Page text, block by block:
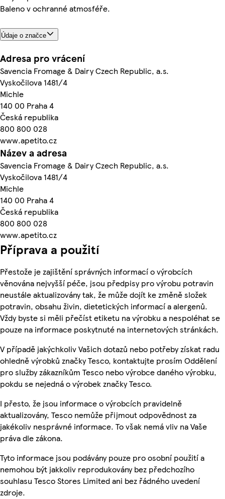
Baleno v ochranné atmosféře.
Údaje o značce
Adresa pro vrácení
Savencia Fromage & Dairy Czech Republic, a.s.
Vyskočilova 1481/4
Michle
140 00 Praha 4
Česká republika
800 800 028
www.apetito.cz
Název a adresa
Savencia Fromage & Dairy Czech Republic, a.s.
Vyskočilova 1481/4
Michle
140 00 Praha 4
Česká republika
800 800 028
www.apetito.cz
Příprava a použití
Přestože je zajištění správných informací o výrobcích
věnována nejvyšší péče, jsou předpisy pro výrobu potravin
neustále aktualizovány tak, že může dojít ke změně složek
potravin, obsahu živin, dietetických informací a alergenů.
Vždy byste si měli přečíst etiketu na výrobku a nespoléhat se
pouze na informace poskytnuté na internetových stránkách.
V případě jakýchkoliv Vašich dotazů nebo potřeby získat radu
ohledně výrobků značky Tesco, kontaktujte prosím Oddělení
pro služby zákazníkům Tesco nebo výrobce daného výrobku,
pokdu se nejedná o výrobek značky Tesco.
I přesto, že jsou informace o výrobcích pravidelně
aktualizovány, Tesco nemůže přijmout odpovědnost za
jakékoliv nesprávné informace. To však nemá vliv na Vaše
práva dle zákona.
Tyto informace jsou podávány pouze pro osobní použití a
nemohou být jakkoliv reprodukovány bez předchozího
souhlasu Tesco Stores Limited ani bez řádného uvedení
zdroje.